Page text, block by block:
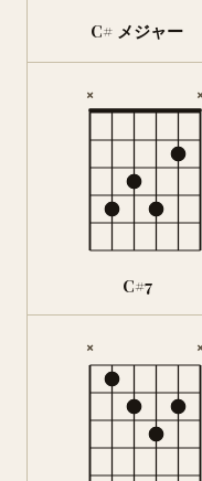
C# メジャー
×
C#7
×